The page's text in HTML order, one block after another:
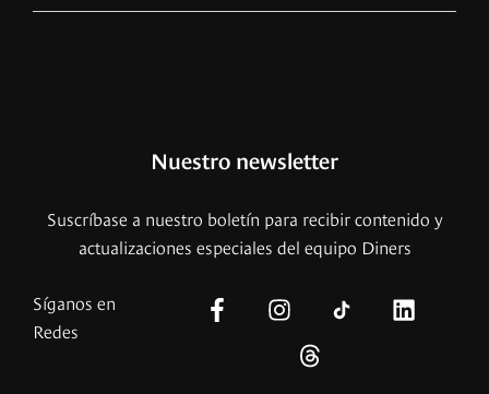
Nuestro newsletter
Suscríbase a nuestro boletín para recibir contenido y
actualizaciones especiales del equipo Diners
Síganos en
Redes